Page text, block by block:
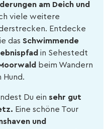
am Deich und
viele weitere
Entdecke
das Schwimmende
in Sehestedt
beim Wandern
Hund.
Du ein sehr gut
Eine schöne Tour
und